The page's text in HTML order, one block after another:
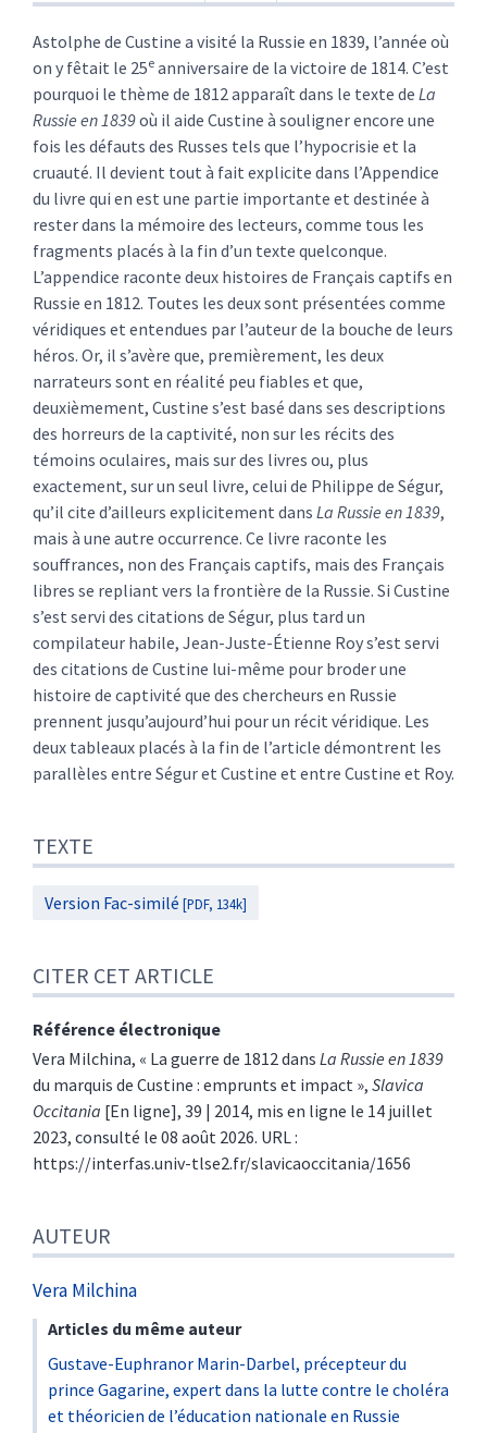
Citer cet article
Auteur
Astolphe de Custine a visité la Russie en 1839, l’année où
on y fêtait le 25e anniversaire de la victoire de 1814. C’est
pourquoi le thème de 1812 apparaît dans le texte de La
Russie en 1839où il aide Custine à souligner encore une
fois les défauts des Russes tels que l’hypocrisie et la
cruauté. Il devient tout à fait explicite dans l’Appendice
du livre qui en est une partie importante et destinée à
rester dans la mémoire des lecteurs, comme tous les
fragments placés à la fin d’un texte quelconque.
L’appendice raconte deux histoires de Français captifs en
Russie en 1812. Toutes les deux sont présentées comme
véridiques et entendues par l’auteur de la bouche de leurs
héros. Or, il s’avère que, premièrement, les deux
narrateurs sont en réalité peu fiables et que,
deuxièmement, Custine s’est basé dans ses descriptions
des horreurs de la captivité, non sur les récits des
témoins oculaires, mais sur des livres ou, plus
exactement, sur un seul livre, celui de Philippe de Ségur,
qu’il cite d’ailleurs explicitement dans La Russie en 1839,
mais à une autre occurrence. Ce livre raconte les
souffrances, non des Français captifs, mais des Français
libres se repliant vers la frontière de la Russie. Si Custine
s’est servi des citations de Ségur, plus tard un
compilateur habile, Jean-Juste-Étienne Roy s’est servi
des citations de Custine lui-même pour broder une
histoire de captivité que des chercheurs en Russie
prennent jusqu’aujourd’hui pour un récit véridique. Les
deux tableaux placés à la fin de l’article démontrent les
parallèles entre Ségur et Custine et entre Custine et Roy.
TEXTE
Version Fac-similé [PDF, 134k]
CITER CET ARTICLE
Référence électronique
Vera Milchina, « La guerre de 1812 dans La Russie en 1839
du marquis de Custine : emprunts et impact », Slavica
Occitania [En ligne], 39 | 2014, mis en ligne le 14 juillet
2023, consulté le 08 août 2026. URL :
https://interfas.univ-tlse2.fr/slavicaoccitania/1656
AUTEUR
Vera Milchina
Articles du même auteur
Gustave-Euphranor Marin-Darbel, précepteur du
prince Gagarine, expert dans la lutte contre le choléra
et théoricien de l’éducation nationale en Russie